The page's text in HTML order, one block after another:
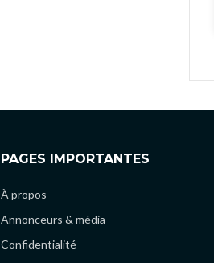
PAGES IMPORTANTES
À propos
Annonceurs & média
Confidentialité